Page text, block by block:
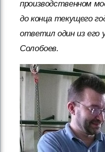
производственном
до конца текущего
ответил один из его
Солобоев.